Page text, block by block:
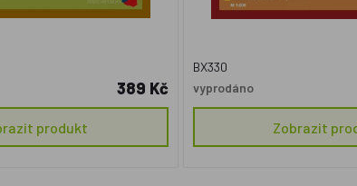
389 Kč
produkt
BX330
vyprodáno
Zobrazit